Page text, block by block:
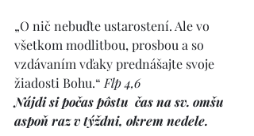
„O nič nebuďte ustarostení. Ale vo
všetkom modlitbou, prosbou a so
vzdávaním vďaky prednášajte svoje
žiadosti Bohu.“ Flp 4,6
Nájdi si počas pôstu  čas na sv. omšu
aspoň raz v týždni, okrem nedele.